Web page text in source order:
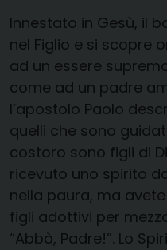
Innestato in Gesù, il
nel Figlio e si scopre
ad un essere
come ad un padre
l’apostolo Paolo
quelli che sono
costoro sono figli di
ricevuto uno spirito
nella paura, ma
figli adottivi per
“Abbà, Padre!”. Lo